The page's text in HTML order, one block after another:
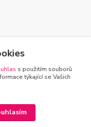
s použitím souborů
týkající se Vašich